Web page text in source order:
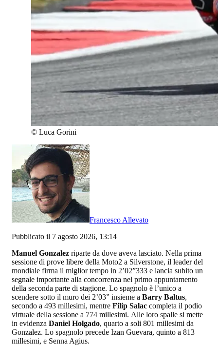
© Luca Gorini
Francesco Allevato
Pubblicato il 7 agosto 2026, 13:14
Manuel Gonzalez riparte da dove aveva lasciato. Nella prima
sessione di prove libere della Moto2 a Silverstone, il leader del
mondiale firma il miglior tempo in 2’02”333 e lancia subito un
segnale importante alla concorrenza nel primo appuntamento
della seconda parte di stagione. Lo spagnolo è l’unico a
scendere sotto il muro dei 2’03” insieme a Barry Baltus,
secondo a 493 millesimi, mentre Filip Salac completa il podio
virtuale della sessione a 774 millesimi. Alle loro spalle si mette
in evidenza Daniel Holgado, quarto a soli 801 millesimi da
Gonzalez. Lo spagnolo precede Izan Guevara, quinto a 813
millesimi, e Senna Agius.